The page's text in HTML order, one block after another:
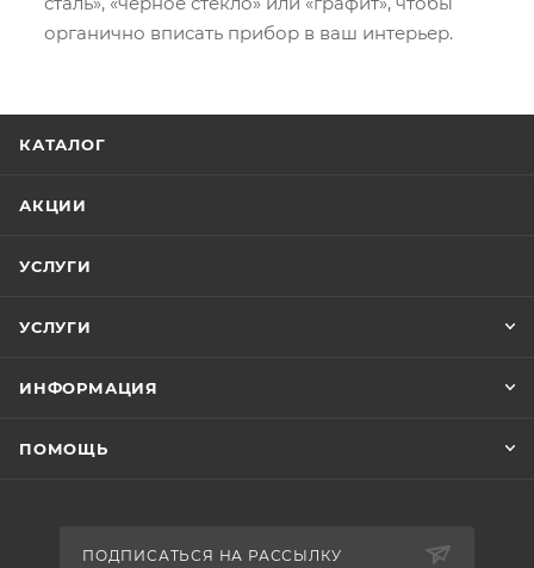
органично вписать прибор в ваш интерьер.
КАТАЛОГ
АКЦИИ
УСЛУГИ
УСЛУГИ
ИНФОРМАЦИЯ
ПОМОЩЬ
ПОДПИСАТЬСЯ НА РАССЫЛКУ